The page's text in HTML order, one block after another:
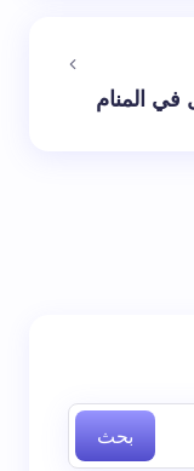
المنام
الإلزامية مشار
بحث